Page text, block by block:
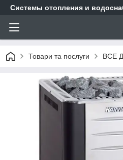
Системы отопления и
Товари та послуги ВСЕ